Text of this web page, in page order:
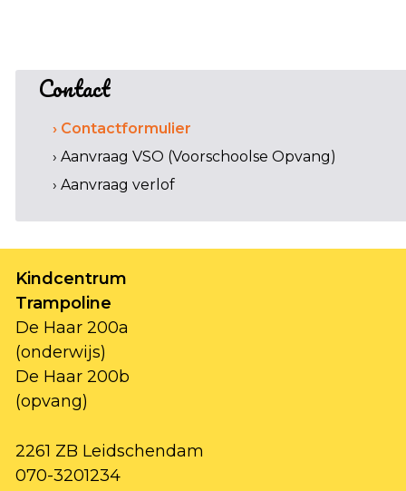
Contact
› Contactformulier
› Aanvraag VSO (Voorschoolse Opvang)
› Aanvraag verlof
Kindcentrum
Trampoline
De Haar 200a
(onderwijs)
De Haar 200b
(opvang)
2261 ZB Leidschendam
070-3201234